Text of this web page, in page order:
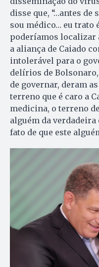
disse que, “…antes de
sou médico… eu trato
poderíamos localizar
a aliança de Caiado
intolerável para o
delírios de
de governar, deram
terreno que é caro a
medicina, o terreno
alguém da
fato de que este